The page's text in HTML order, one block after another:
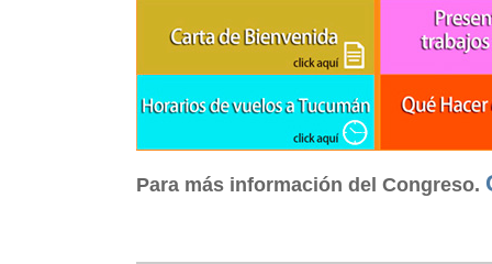
Para más información del Congreso.